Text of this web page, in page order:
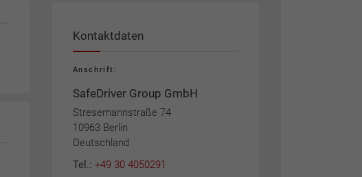
Kontaktdaten
Anschrift:
SafeDriver Group GmbH
Stresemannstraße 74
10963 Berlin
Deutschland
Tel.: +49 30 4050291